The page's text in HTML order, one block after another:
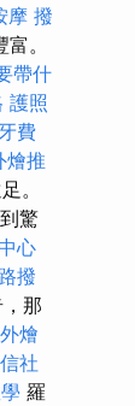
摩 撥
。
帶什
護照
費
燴推
。
驚
心
撥
那
外燴
社
羅